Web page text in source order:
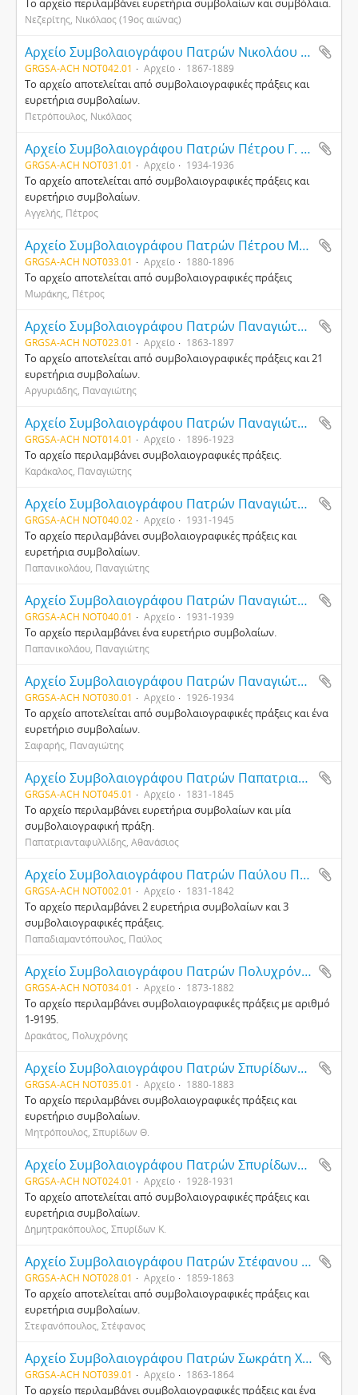
Το αρχείο περιλαμβάνει ευρετήρια συμβολαίων και συμβόλαια.
Νεζερίτης, Νικόλαος (19ος αιώνας)
Αρχείο Συμβολαιογράφου Πατρών Νικολάου Πετρόπουλου
GRGSA-ACH NOT042.01 Αρχείο 1867-1889
Το αρχείο αποτελείται από συμβολαιογραφικές πράξεις και
ευρετήρια συμβολαίων.
Πετρόπουλος, Νικόλαος
Αρχείο Συμβολαιογράφου Πατρών Πέτρου Γ. Αγγελή
GRGSA-ACH NOT031.01 Αρχείο 1934-1936
Το αρχείο αποτελείται από συμβολαιογραφικές πράξεις και
ευρετήριο συμβολαίων.
Αγγελής, Πέτρος
Αρχείο Συμβολαιογράφου Πατρών Πέτρου Μωράκη
GRGSA-ACH NOT033.01 Αρχείο 1880-1896
Το αρχείο αποτελείται από συμβολαιογραφικές πράξεις
Μωράκης, Πέτρος
Αρχείο Συμβολαιογράφου Πατρών Παναγιώτη Αργυριάδη
GRGSA-ACH NOT023.01 Αρχείο 1863-1897
Το αρχείο αποτελείται από συμβολαιογραφικές πράξεις και 21
ευρετήρια συμβολαίων.
Αργυριάδης, Παναγιώτης
Αρχείο Συμβολαιογράφου Πατρών Παναγιώτη Καράκαλου
GRGSA-ACH NOT014.01 Αρχείο 1896-1923
Το αρχείο περιλαμβάνει συμβολαιογραφικές πράξεις.
Καράκαλος, Παναγιώτης
Αρχείο Συμβολαιογράφου Πατρών Παναγιώτη Παπανικολάου
GRGSA-ACH NOT040.02 Αρχείο 1931-1945
Το αρχείο περιλαμβάνει συμβολαιογραφικές πράξεις και
ευρετήρια συμβολαίων.
Παπανικολάου, Παναγιώτης
Αρχείο Συμβολαιογράφου Πατρών Παναγιώτη Παπανικολάου
GRGSA-ACH NOT040.01 Αρχείο 1931-1939
Το αρχείο περιλαμβάνει ένα ευρετήριο συμβολαίων.
Παπανικολάου, Παναγιώτης
Αρχείο Συμβολαιογράφου Πατρών Παναγιώτη Σαφαρή
GRGSA-ACH NOT030.01 Αρχείο 1926-1934
Το αρχείο αποτελείται από συμβολαιογραφικές πράξεις και ένα
ευρετήριο συμβολαίων.
Σαφαρής, Παναγιώτης
Αρχείο Συμβολαιογράφου Πατρών Παπατριανταφυλλίδη Αθανάσιου
GRGSA-ACH NOT045.01 Αρχείο 1831-1845
Το αρχείο περιλαμβάνει ευρετήρια συμβολαίων και μία
συμβολαιογραφική πράξη.
Παπατριανταφυλλίδης, Αθανάσιος
Αρχείο Συμβολαιογράφου Πατρών Παύλου Παπαδιαμαντόπουλου
GRGSA-ACH NOT002.01 Αρχείο 1831-1842
Το αρχείο περιλαμβάνει 2 ευρετήρια συμβολαίων και 3
συμβολαιογραφικές πράξεις.
Παπαδιαμαντόπουλος, Παύλος
Αρχείο Συμβολαιογράφου Πατρών Πολυχρόνη Δρακάτου
GRGSA-ACH NOT034.01 Αρχείο 1873-1882
Το αρχείο περιλαμβάνει συμβολαιογραφικές πράξεις με αριθμό
1-9195.
Δρακάτος, Πολυχρόνης
Αρχείο Συμβολαιογράφου Πατρών Σπυρίδωνος Θ. Μητρόπουλου
GRGSA-ACH NOT035.01 Αρχείο 1880-1883
Το αρχείο περιλαμβάνει συμβολαιογραφικές πράξεις και
ευρετήριο συμβολαίων.
Μητρόπουλος, Σπυρίδων Θ.
Αρχείο Συμβολαιογράφου Πατρών Σπυρίδωνος Κ. Δημητρακόπουλου
GRGSA-ACH NOT024.01 Αρχείο 1928-1931
Το αρχείο αποτελείται από συμβολαιογραφικές πράξεις και
ευρετήρια συμβολαίων.
Δημητρακόπουλος, Σπυρίδων Κ.
Αρχείο Συμβολαιογράφου Πατρών Στέφανου Στεφανόπουλου
GRGSA-ACH NOT028.01 Αρχείο 1859-1863
Το αρχείο αποτελείται από συμβολαιογραφικές πράξεις και
ευρετήρια συμβολαίων.
Στεφανόπουλος, Στέφανος
Αρχείο Συμβολαιογράφου Πατρών Σωκράτη Χοϊδά
GRGSA-ACH NOT039.01 Αρχείο 1863-1864
Το αρχείο περιλαμβάνει συμβολαιογραφικές πράξεις και ένα